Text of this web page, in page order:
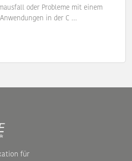
oder Probleme mit einem
in der C …
für